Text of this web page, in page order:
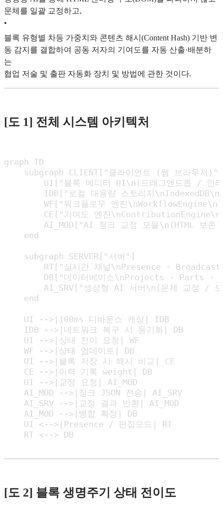
문체를 일괄 교정하고,
•
블록 유형별 차등 가중치와 콘텐츠 해시(Content Hash) 기반 변
동 감지를 결합하여 공동 저자의 기여도를 자동 산출·배분하
는
협업 저술 및 출판 자동화 장치 및 방법에 관한 것이다.
[도 1] 전체 시스템 아키텍처
graph TD
    subgraph CLIENT["클라이언트 (웹 브라우저)"]
UI["블록 에디터 UI\n(드래그앤드롭 / 인
IDB["로컬 대용량 스토리지
WF["워크플로우 엔진
CE["기여도 엔진
AI_MOD["AI 청크 교정 모듈\n(HTML 보존
    end
    subgraph SERVER["서버"]
RT["실시간 채널\nPresence ·
DB["데이터베이스\nProjects · Parts
AI_SRV["생성형 AI 서버\n(문체 교정 /
    end
    UI -->|100ms 디바운스 캐싱| IDB
    IDB -->|네트워크 복구 시 동기화| DB
    UI -->|상태 전이 요청| WF
    WF -->|상태 업데이트| DB
    UI -->|블록 저장 시 해시 비교| CE
    CE -->|이력 기록 weight| DB
    UI -->|교정 요청| AI_MOD
    AI_MOD -->|청크 JSON 전송| AI_SRV
    AI_SRV -->|교정 결과 반환| AI_MOD
    AI_MOD -->|병합 확정| DB
    UI <-->|Presence / 편집모드| RT
    RT <--> DB
[도 2] 블록 생명주기 상태 전이도